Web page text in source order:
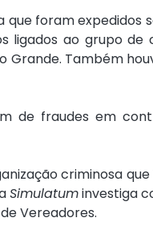
foram expedidos
ligados ao grupo
Grande. Também
de fraudes em
criminosa
Simulatum investiga
Vereadores.